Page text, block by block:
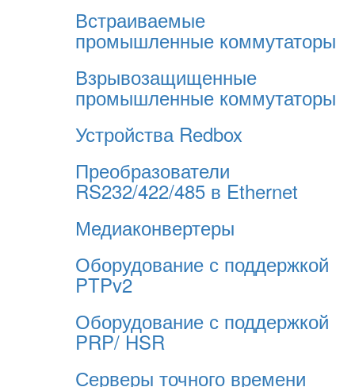
Встраиваемые
промышленные коммутаторы
Взрывозащищенные
промышленные коммутаторы
Устройства Redbox
Преобразователи
RS232/422/485 в Ethernet
Медиаконвертеры
Оборудование с поддержкой
PTPv2
Оборудование с поддержкой
PRP/ HSR
Серверы точного времени